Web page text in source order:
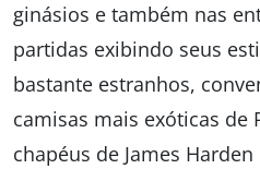
ginásios e também nas
partidas exibindo seus
bastante estranhos,
camisas mais exóticas de
chapéus de James